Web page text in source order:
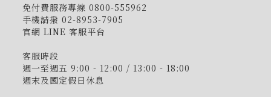
免付費服務專線 0800-555962
手機請撥 02-8953-7905
官網 LINE 客服平台
客服時段
週一至週五 9:00 - 12:00 / 13:00 - 18:00
週末及國定假日休息